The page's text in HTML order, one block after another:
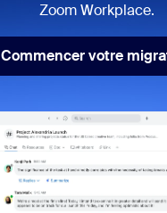
Zoom Workplace.
Commencer votre